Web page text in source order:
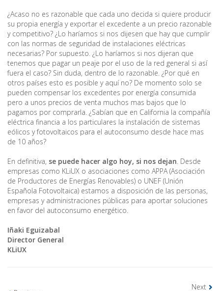
¿Acaso no es razonable que cada uno decida si quiere producir
su propia energía y exportar el excedente a un precio razonable
y competitivo? ¿Lo haríamos si nos dijesen que hay que cumplir
con las normas de seguridad de instalaciones eléctricas
necesarias? Por supuesto. ¿Lo haríamos si nos dijeran que
tenemos que pagar un peaje por el uso de la red general si así
fuera el caso? Sin duda, dentro de lo razonable. ¿Por qué en
otros países esto es posible y aquí no? De momento solo se
pueden compensar los excedentes por energía consumida
pero a unos precios de venta muchos mas bajos que lo
pagamos por comprarla. ¿Sabían que en California la compañía
eléctrica financia a los particulares la instalación de sistemas
eólicos y fotovoltaicos para el autoconsumo desde hace mas
de 10 años?
En definitiva, se puede hacer algo hoy, si nos dejan. Desde
empresas como KLiUX o asociaciones como APPA (Asociación
de Productores de Energías Renovables) o UNEF (Unión
Española Fotovoltaica) estamos a disposición de las personas,
empresas y administraciones públicas para aportar soluciones
en favor del autoconsumo energético.
Iñaki Eguizabal
Director General
KLiUX
Next